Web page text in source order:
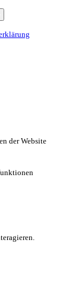
der Website